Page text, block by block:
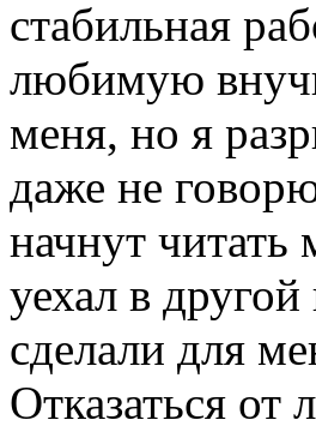
стабильная
любимую
меня, но я
даже не
начнут читать
уехал в
сделали для
Отказаться